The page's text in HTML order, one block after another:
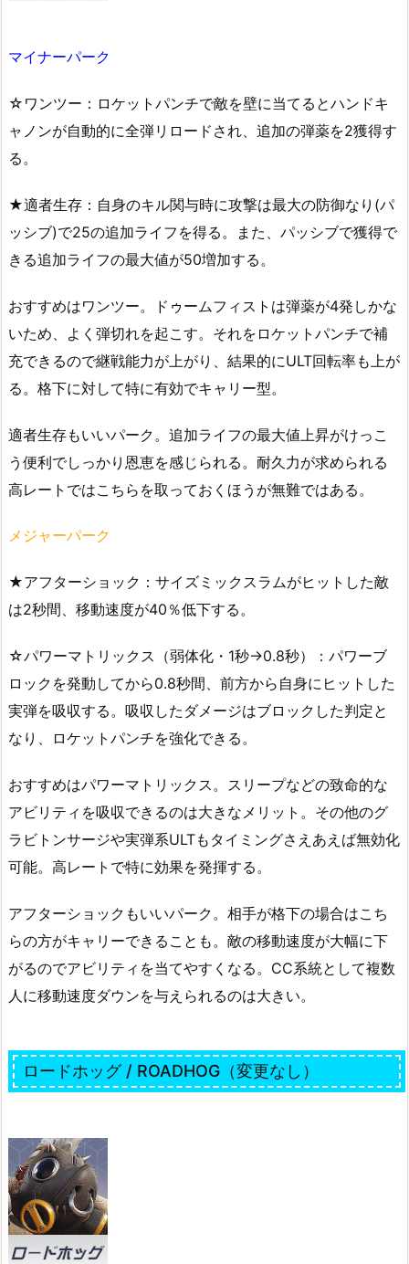
マイナーパーク
☆ワンツー：ロケットパンチで敵を壁に当てるとハンドキ
ャノンが自動的に全弾リロードされ、追加の弾薬を2獲得す
る。
★適者生存：自身のキル関与時に攻撃は最大の防御なり(パ
ッシブ)で25の追加ライフを得る。また、パッシブで獲得で
きる追加ライフの最大値が50増加する。
おすすめはワンツー。ドゥームフィストは弾薬が4発しかな
いため、よく弾切れを起こす。それをロケットパンチで補
充できるので継戦能力が上がり、結果的にULT回転率も上が
る。格下に対して特に有効でキャリー型。
適者生存もいいパーク。追加ライフの最大値上昇がけっこ
う便利でしっかり恩恵を感じられる。耐久力が求められる
高レートではこちらを取っておくほうが無難ではある。
メジャーパーク
★アフターショック：サイズミックスラムがヒットした敵
は2秒間、移動速度が40％低下する。
☆パワーマトリックス（弱体化・1秒→0.8秒）：パワーブ
ロックを発動してから0.8秒間、前方から自身にヒットした
実弾を吸収する。吸収したダメージはブロックした判定と
なり、ロケットパンチを強化できる。
おすすめはパワーマトリックス。スリープなどの致命的な
アビリティを吸収できるのは大きなメリット。その他のグ
ラビトンサージや実弾系ULTもタイミングさえあえば無効化
可能。高レートで特に効果を発揮する。
アフターショックもいいパーク。相手が格下の場合はこち
らの方がキャリーできることも。敵の移動速度が大幅に下
がるのでアビリティを当てやすくなる。CC系統として複数
人に移動速度ダウンを与えられるのは大きい。
ロードホッグ / ROADHOG（変更なし）